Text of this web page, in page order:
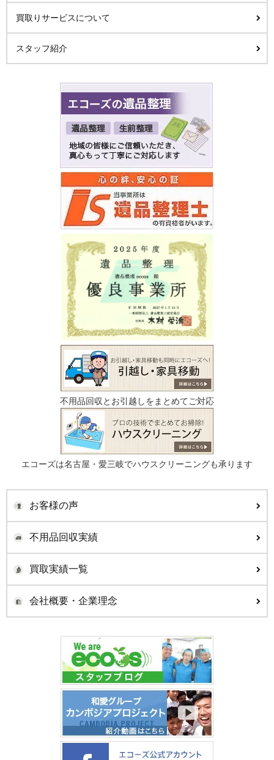
買取りサービスについて
スタッフ紹介
不用品回収とお引越しをまとめてご対応
エコーズは名古屋・愛三岐でハウスクリーニングも承ります
お客様の声
不用品回収実績
買取実績一覧
会社概要・企業理念